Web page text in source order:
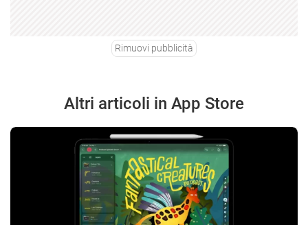
Rimuovi pubblicità
Altri articoli in App Store